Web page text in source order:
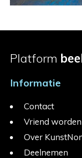
Platform
Informatie
Contact
Vriend worden
Over
Deelnemen